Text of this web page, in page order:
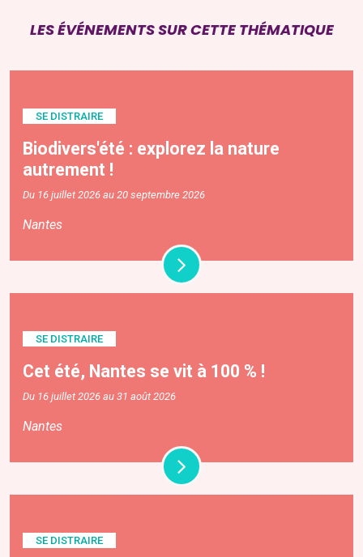
LES ÉVÉNEMENTS SUR CETTE THÉMATIQUE
SE DISTRAIRE
Biodivers'été : explorez la nature
autrement !
Du 16 juillet 2026 au 20 septembre 2026
Nantes
SE DISTRAIRE
Cet été, Nantes se vit à 100 % !
Du 16 juillet 2026 au 31 août 2026
Nantes
SE DISTRAIRE